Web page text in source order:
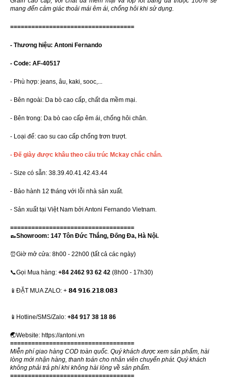
mang đến cảm giác thoải mái êm ái, chống hôi khi sử dụng.
===================================
- Thương hiệu: Antoni Fernando
- Code: AF-40517
- Phù hợp: jeans, âu, kaki, sooc,...
- Bên ngoài: Da bò cao cấp, chất da mềm mại.
- Bên trong: Da bò cao cấp êm ái, chống hôi chân.
- Loại đế: cao su cao cấp chống trơn trượt.
- Đế giày được khâu theo cấu trúc Mckay chắc chắn.
- Size có sẵn: 38.39.40.41.42.43.44
- Bảo hành 12 tháng với lỗi nhà sản xuất.
- Sản xuất tại Việt Nam bởi Antoni Fernando Vietnam.
===================================
👞Showroom: 147 Tôn Đức Thắng, Đống Đa, Hà Nội.
⏰Giờ mở cửa: 8h00 - 22h00 (tất cả các ngày)
📞Gọi Mua hàng: +84 2462 93 62 42 (8h00 - 17h30)
📱ĐẶT MUA ZALO: + 𝟴𝟰 𝟵𝟭𝟲.𝟮𝟭𝟴.𝟬𝟴𝟯
📱Hotline/SMS/Zalo: +84 917 38 18 86
🌏Website: https://antoni.vn
===================================
Miễn phí giao hàng COD toàn quốc. Quý khách được xem sản phẩm, hài
lòng mới nhận hàng, thanh toán cho nhân viên chuyển phát. Quý khách
không phải trả phí khi không hài lòng về sản phẩm.
===================================